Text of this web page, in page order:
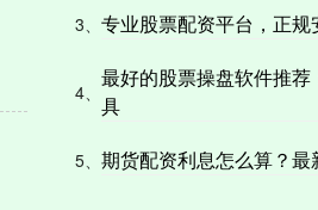
3、 专业股票配资平台，正规
4、
最好的股票操盘软件推
具
5、 期货配资利息怎么算？最